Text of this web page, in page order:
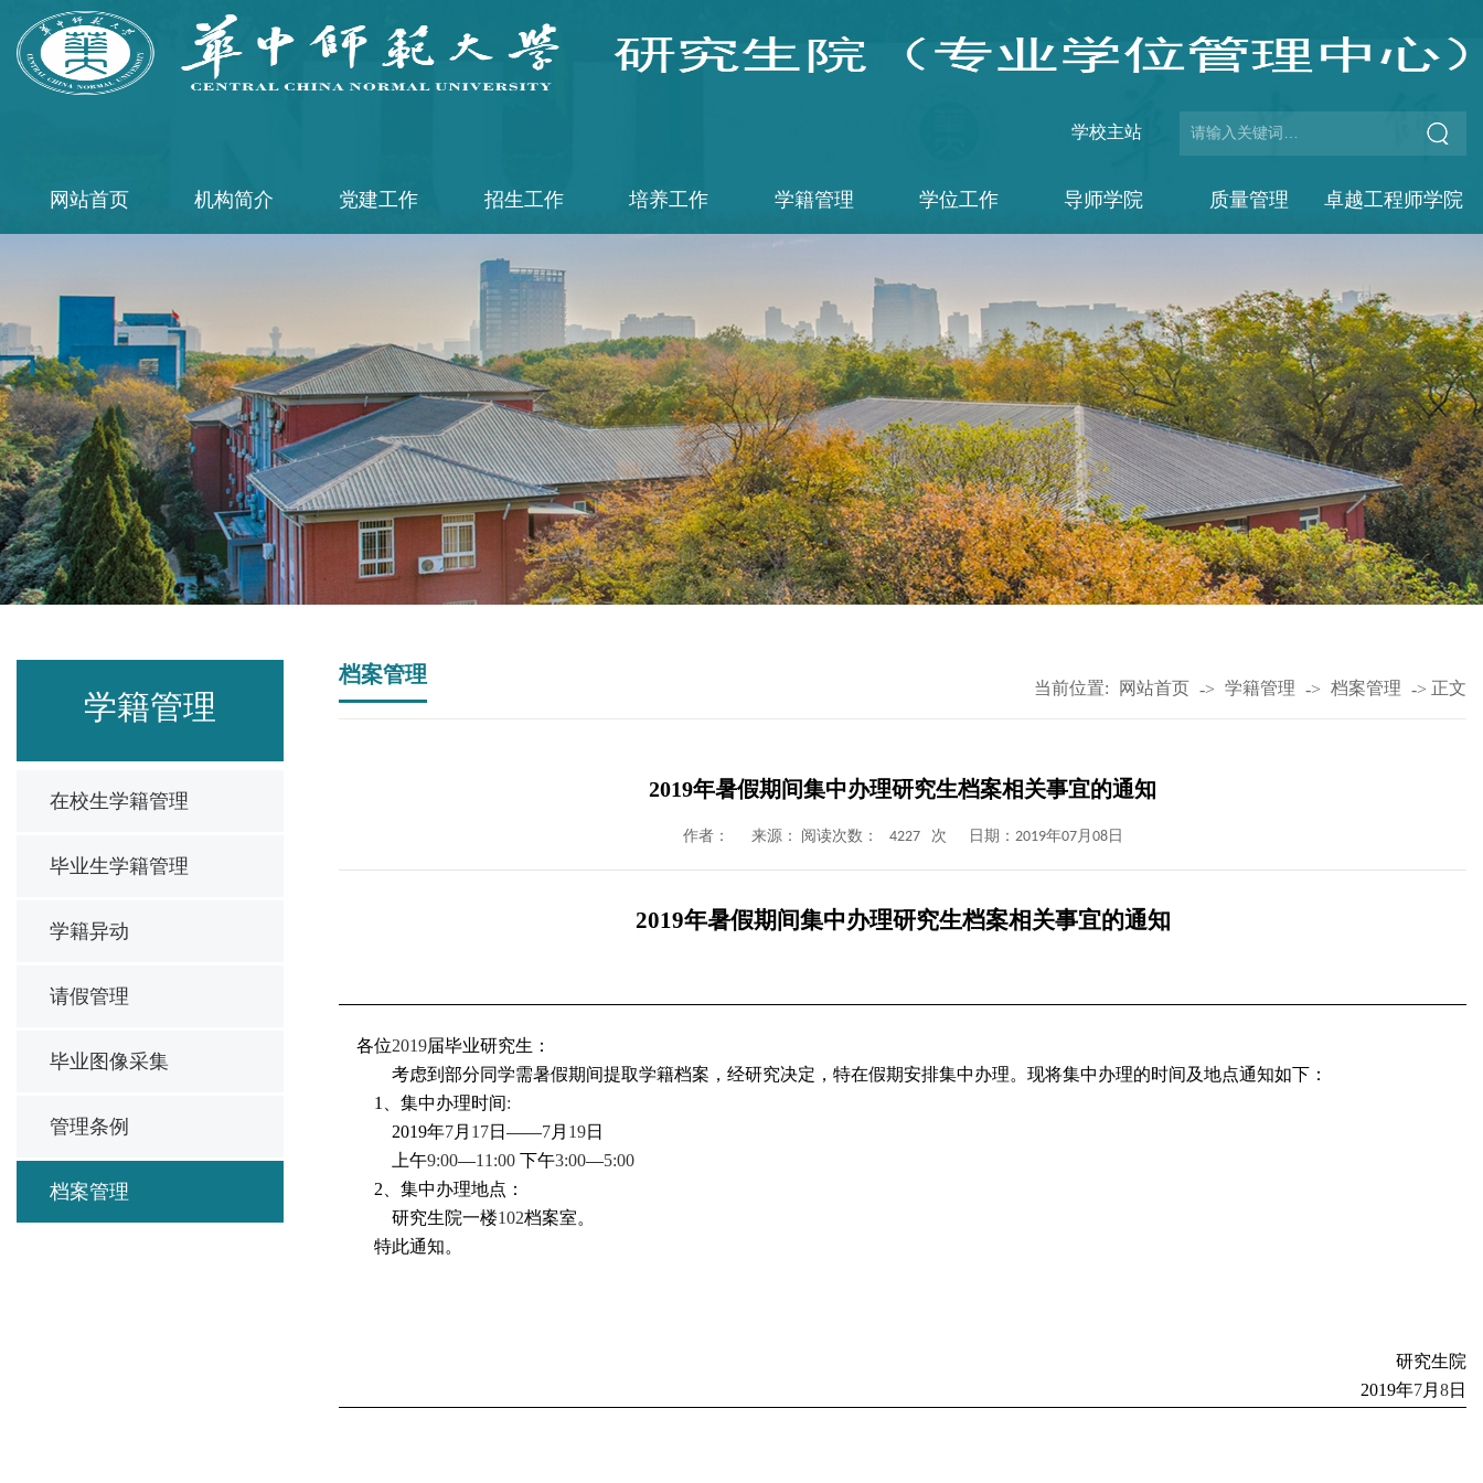
学校主站
网站首页 机构简介 党建工作 招生工作 培养工作 学籍管理 学位工作 导师学院 质量管理 卓越工程师学院
学籍管理
在校生学籍管理
毕业生学籍管理
学籍异动
请假管理
毕业图像采集
管理条例
档案管理
档案管理
当前位置: 网站首页 -> 学籍管理 -> 档案管理 -> 正文
2019年暑假期间集中办理研究生档案相关事宜的通知
作者： 来源： 阅读次数： 4227 次 日期：2019年07月08日
2019年暑假期间集中办理研究生档案相关事宜的通知
各位2019届毕业研究生：
考虑到部分同学需暑假期间提取学籍档案，经研究决定，特在假期安排集中办理。现将集中办理的时间及地点通知如下：
1
、集中办理时间:
2019年7月 17日——7月 19日
上午9:00—11:00 下午3:00—5:00
2 、集中办理地点：
研究生院一楼102档案室。
特此通知。
研究生院
2019年7月 8日